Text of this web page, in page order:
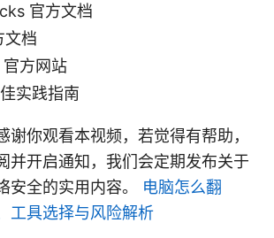
官方文档
文档
方网站
实践指南
谢你观看本视频，若觉得有帮助，
并开启通知，我们会定期发布关于
安全的实用内容。 电脑怎么翻
工具选择与风险解析